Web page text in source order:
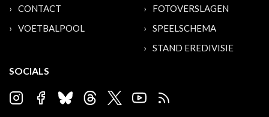
CONTACT
VOETBALPOOL
FOTOVERSLAGEN
SPEELSCHEMA
STAND EREDIVISIE
SOCIALS